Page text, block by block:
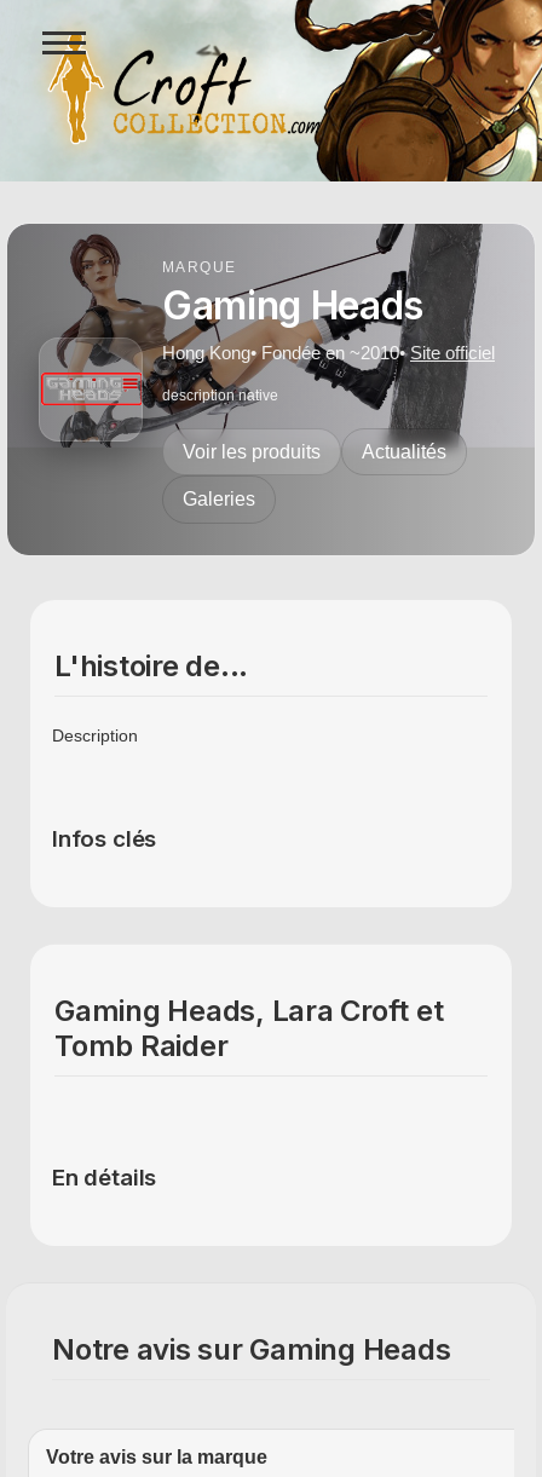
Figurines Lara Croft et
Ouvrir
le
menu
MARQUE
Gaming Heads
Hong Kong• Fondée en ~2010•Site officiel
description native
Voir les produits Actualités
Galeries
L'histoire de...
Description
Infos clés
Gaming Heads, Lara Croft et
Tomb Raider
En détails
Notre avis sur Gaming Heads
Votre avis sur la marque